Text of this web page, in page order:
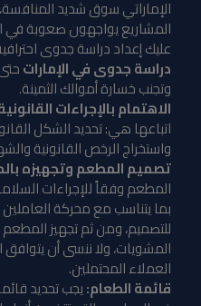
الإماراتي سوق شديد
المشاريع يواجهون صعوبة في
عليك إعداد دراسة جدوى
دراسة جدوى في الإمارات
وتجنب خسارة أموالك الثمينة.
الاهتمام بالإجراءات
اتباعها هي: تحديد الشكل
واستخراج الرخص القانونية
تصميم المطعم وتجهيزه
المطعم وفقاً للإجراءات
بما يتناسب مع محركة
للتصميم، ومن ثم تجهيز المطعم
المشويات، ولا ننسى أن
العملاء المحتملين.
قائمة الطعام:يجب تحديد